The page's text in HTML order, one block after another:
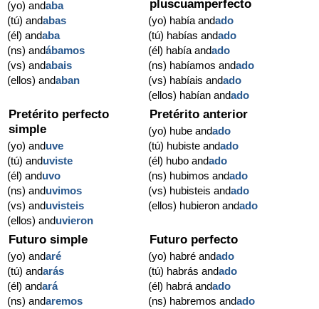
(yo) andaba
(tú) andabas
(él) andaba
(ns) andábamos
(vs) andabais
(ellos) andaban
pluscuamperfecto
(yo) había andado
(tú) habías andado
(él) había andado
(ns) habíamos andado
(vs) habíais andado
(ellos) habían andado
Pretérito perfecto
simple
(yo) anduve
(tú) anduviste
(él) anduvo
(ns) anduvimos
(vs) anduvisteis
(ellos) anduvieron
Pretérito anterior
(yo) hube andado
(tú) hubiste andado
(él) hubo andado
(ns) hubimos andado
(vs) hubisteis andado
(ellos) hubieron andado
Futuro simple
(yo) andaré
(tú) andarás
(él) andará
(ns) andaremos
Futuro perfecto
(yo) habré andado
(tú) habrás andado
(él) habrá andado
(ns) habremos andado